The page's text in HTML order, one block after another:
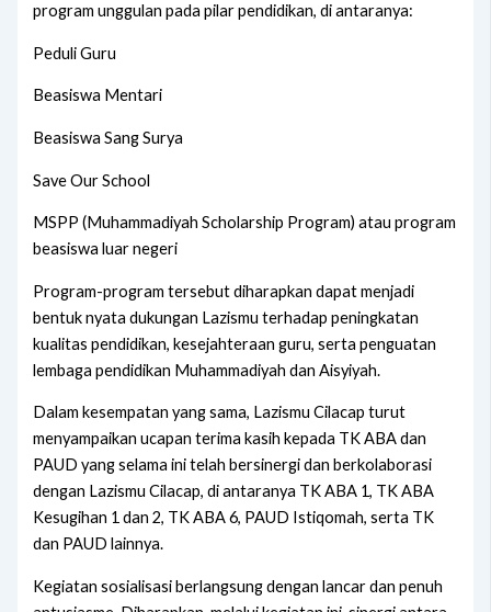
program unggulan pada pilar pendidikan, di antaranya:
Peduli Guru
Beasiswa Mentari
Beasiswa Sang Surya
Save Our School
MSPP (Muhammadiyah Scholarship Program) atau program
beasiswa luar negeri
Program-program tersebut diharapkan dapat menjadi
bentuk nyata dukungan Lazismu terhadap peningkatan
kualitas pendidikan, kesejahteraan guru, serta penguatan
lembaga pendidikan Muhammadiyah dan Aisyiyah.
Dalam kesempatan yang sama, Lazismu Cilacap turut
menyampaikan ucapan terima kasih kepada TK ABA dan
PAUD yang selama ini telah bersinergi dan berkolaborasi
dengan Lazismu Cilacap, di antaranya TK ABA 1, TK ABA
Kesugihan 1 dan 2, TK ABA 6, PAUD Istiqomah, serta TK
dan PAUD lainnya.
Kegiatan sosialisasi berlangsung dengan lancar dan penuh